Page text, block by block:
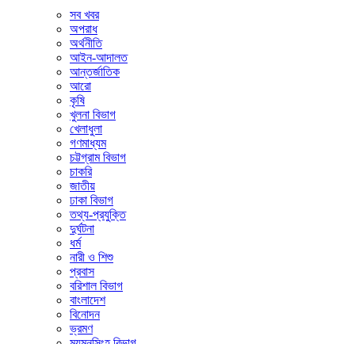
সব খবর
অপরাধ
অর্থনীতি
আইন-আদালত
আন্তর্জাতিক
আরো
কৃষি
খুলনা বিভাগ
খেলাধুলা
গণমাধ্যম
চট্টগ্রাম বিভাগ
চাকরি
জাতীয়
ঢাকা বিভাগ
তথ্য-প্রযুক্তি
দুর্ঘটনা
ধর্ম
নারী ও শিশু
প্রবাস
বরিশাল বিভাগ
বাংলাদেশ
বিনোদন
ভ্রমণ